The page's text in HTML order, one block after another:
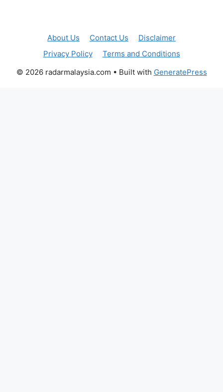
About Us Contact Us
Disclaimer
Privacy Policy
Terms and Conditions
© 2026 radarmalaysia.com • Built with GeneratePress